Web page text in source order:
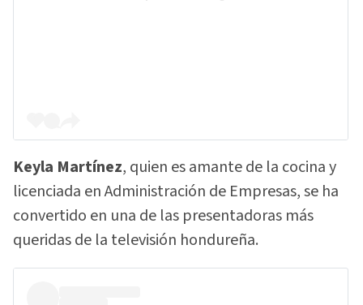
Keyla Martínez, quien es amante de la cocina y
licenciada en Administración de Empresas, se ha
convertido en una de las presentadoras más
queridas de la televisión hondureña.